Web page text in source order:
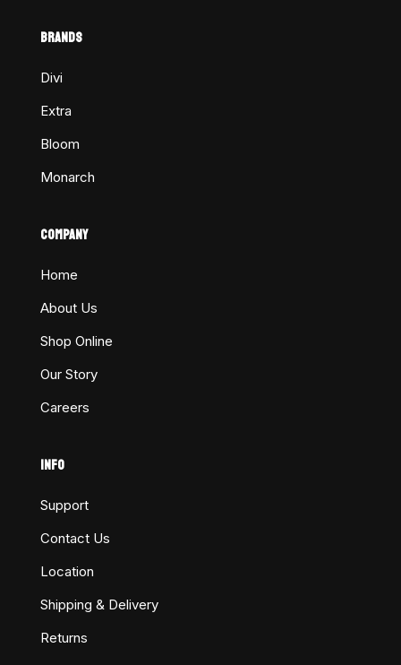
BRANDS
Divi
Extra
Bloom
Monarch
COMPANY
Home
About Us
Shop Online
Our Story
Careers
INFO
Support
Contact Us
Location
Shipping & Delivery
Returns